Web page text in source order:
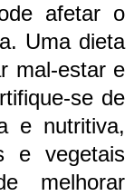
afetar o
Uma dieta
mal-estar e
se de
e nutritiva,
e vegetais
melhorar